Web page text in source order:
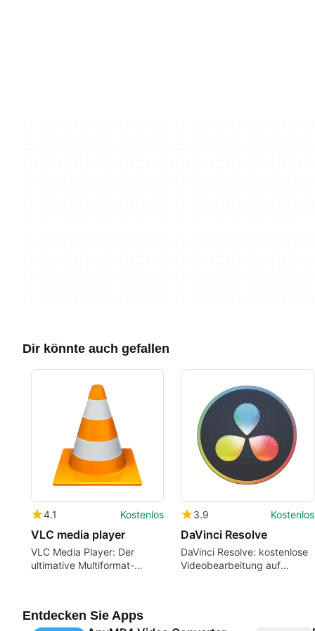
Dir könnte auch gefallen
4.1 Kostenlos
VLC media player
VLC Media Player: Der
ultimative Multiformat-
3.9 Kostenlos
DaVinci Resolve
DaVinci Resolve: kostenlose
Videobearbeitung auf
Entdecken Sie Apps